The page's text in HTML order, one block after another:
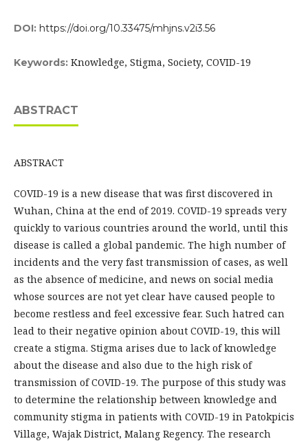
DOI: https://doi.org/10.33475/mhjns.v2i3.56
Keywords: Knowledge, Stigma, Society, COVID-19
ABSTRACT
ABSTRACT
COVID-19 is a new disease that was first discovered in
Wuhan, China at the end of 2019. COVID-19 spreads very
quickly to various countries around the world, until this
disease is called a global pandemic. The high number of
incidents and the very fast transmission of cases, as well
as the absence of medicine, and news on social media
whose sources are not yet clear have caused people to
become restless and feel excessive fear. Such hatred can
lead to their negative opinion about COVID-19, this will
create a stigma. Stigma arises due to lack of knowledge
about the disease and also due to the high risk of
transmission of COVID-19. The purpose of this study was
to determine the relationship between knowledge and
community stigma in patients with COVID-19 in Patokpicis
Village, Wajak District, Malang Regency. The research